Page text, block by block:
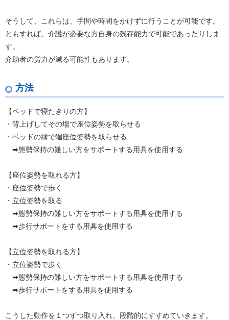
そうして、これらは、手間や時間をかけずに行うことが可能です。
ともすれば、介護が必要な方自身の残存能力で可能であったりしま
す。
介助者の労力が減る可能性もあります。
方法
【ベッドで寝たきりの方】
・背上げしてその場で座位姿勢を取らせる
・ベッドの縁で端座位姿勢を取らせる
➡態勢保持の難しい方をサポートする用具を使用する
【座位姿勢を取れる方】
・座位姿勢で歩く
・立位姿勢を取る
➡態勢保持の難しい方をサポートする用具を使用する
➡歩行サポートをする用具を使用する
【立位姿勢を取れる方】
・立位姿勢で歩く
➡態勢保持の難しい方をサポートする用具を使用する
➡歩行サポートをする用具を使用する
こうした動作を１つずつ取り入れ、段階的にすすめていきます。